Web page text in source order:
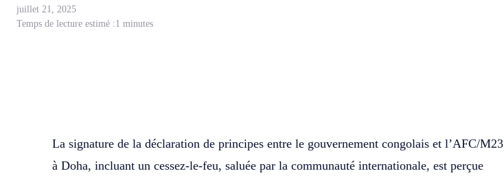
juillet 21, 2025
Temps de lecture estimé :1 minutes
La signature de la déclaration de principes entre le gouvernement congolais et l’AFC/M23
à Doha, incluant un cessez-le-feu, saluée par la communauté internationale, est perçue